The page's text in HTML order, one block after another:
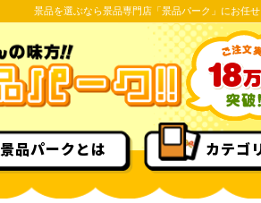
景品を選ぶなら景品専門店「景品パーク」にお任
景品パークとは カテゴ